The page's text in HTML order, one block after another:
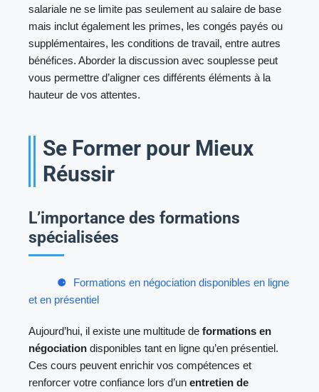
salariale ne se limite pas seulement au salaire de base
mais inclut également les primes, les congés payés ou
supplémentaires, les conditions de travail, entre autres
bénéfices. Aborder la discussion avec souplesse peut
vous permettre d’aligner ces différents éléments à la
hauteur de vos attentes.
Se Former pour Mieux
Réussir
L’importance des formations
spécialisées
Formations en négociation disponibles en ligne
et en présentiel
Aujourd’hui, il existe une multitude de formations en
négociation disponibles tant en ligne qu’en présentiel.
Ces cours peuvent enrichir vos compétences et
renforcer votre confiance lors d’un entretien de